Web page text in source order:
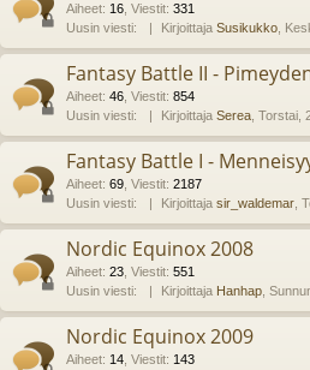
Aiheet: 16 Viestit: 331
Uusin viesti:
Kirjoittaja Susikukko ,
Fantasy Battle II -
Aiheet: 46 Viestit: 854
Uusin viesti:
Kirjoittaja Serea , Torstai,
Fantasy Battle I -
Aiheet: 69 Viestit: 2187
Uusin viesti:
Kirjoittaja sir_waldemar ,
Nordic Equinox 2008
Aiheet: 23 Viestit: 551
Uusin viesti:
Kirjoittaja Hanhap ,
Nordic Equinox 2009
Aiheet: 14 Viestit: 143